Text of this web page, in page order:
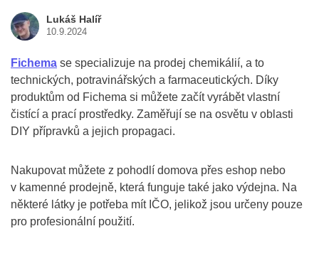
Lukáš Halíř
10.9.2024
Fichema se specializuje na prodej chemikálií, a to
technických, potravinářských a farmaceutických. Díky
produktům od Fichema si můžete začít vyrábět vlastní
čistící a prací prostředky. Zaměřují se na osvětu v oblasti
DIY přípravků a jejich propagaci.
Nakupovat můžete z pohodlí domova přes eshop nebo
v kamenné prodejně, která funguje také jako výdejna. Na
některé látky je potřeba mít IČO, jelikož jsou určeny pouze
pro profesionální použití.